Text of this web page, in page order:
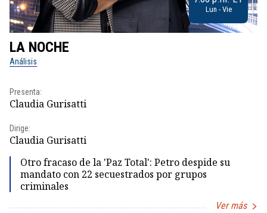
Lun - Vie
LA NOCHE
Análisis
Presenta:
Claudia Gurisatti
Dirige:
Claudia Gurisatti
Otro fracaso de la 'Paz Total': Petro despide su
mandato con 22 secuestrados por grupos
criminales
Ver más